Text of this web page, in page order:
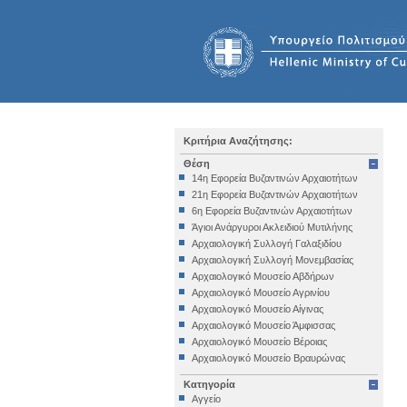
Κριτήρια Αναζήτησης:
Θέση
14η Εφορεία Βυζαντινών Αρχαιοτήτων
21η Εφορεία Βυζαντινών Αρχαιοτήτων
6η Εφορεία Βυζαντινών Αρχαιοτήτων
Άγιοι Ανάργυροι Ακλειδιού Μυτιλήνης
Αρχαιολογική Συλλογή Γαλαξιδίου
Αρχαιολογική Συλλογή Μονεμβασίας
Αρχαιολογικό Μουσείο Αβδήρων
Αρχαιολογικό Μουσείο Αγρινίου
Αρχαιολογικό Μουσείο Αίγινας
Αρχαιολογικό Μουσείο Άμφισσας
Αρχαιολογικό Μουσείο Βέροιας
Αρχαιολογικό Μουσείο Βραυρώνας
Αρχαιολογικό Μουσείο Δελφών
Αρχαιολογικό Μουσείο Ηγουμενίτσας
Κατηγορία
Αγγείο